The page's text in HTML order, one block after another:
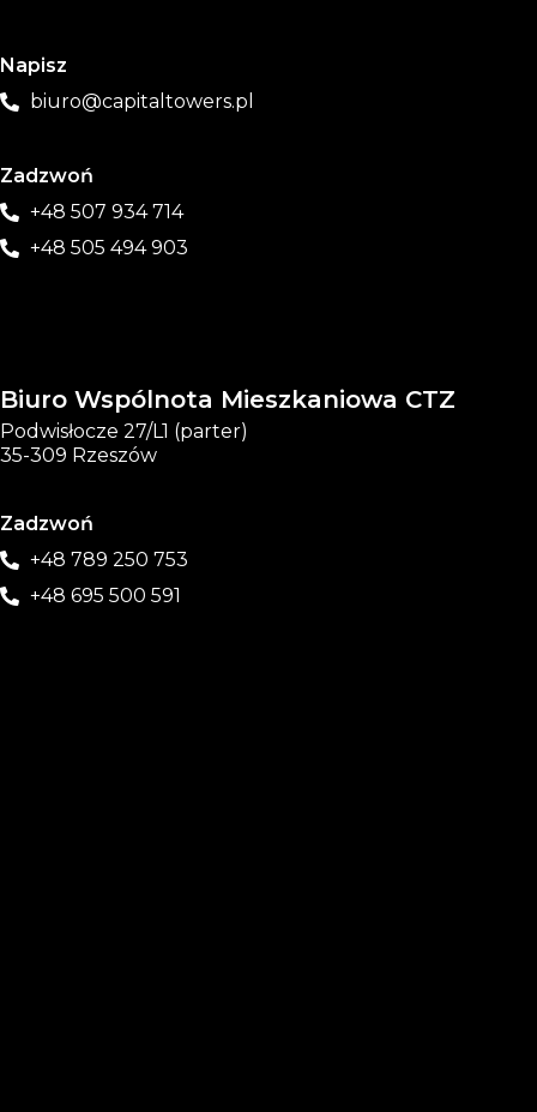
Napisz
biuro@capitaltowers.pl
Zadzwoń
+48 507 934 714
+48 505 494 903
Biuro Wspólnota Mieszkaniowa CTZ
Podwisłocze 27/L1 (parter)
35-309 Rzeszów
Zadzwoń
+48 789 250 753
+48 695 500 591